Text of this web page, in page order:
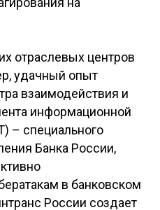
отраслевых центров
удачный опыт
взаимодействия и
информационной
– специального
Банка России,
в банковском
России создает